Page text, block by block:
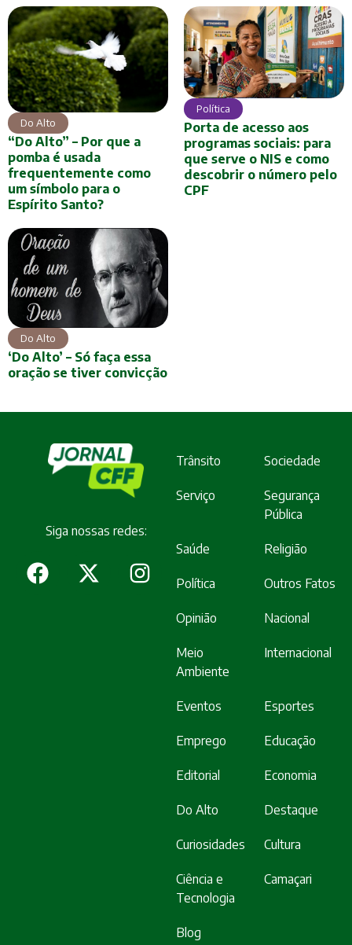
Do Alto
“Do Alto” – Por que a
pomba é usada
frequentemente como
um símbolo para o
Espírito Santo?
Política
Porta de acesso aos
programas sociais: para
que serve o NIS e como
descobrir o número pelo
CPF
Do Alto
‘Do Alto’ – Só faça essa
oração se tiver convicção
Siga nossas redes:
Trânsito Sociedade
Serviço
Segurança
Pública
Saúde Religião
Política Outros Fatos
Opinião Nacional
Meio
Ambiente
Internacional
Eventos Esportes
Emprego Educação
Editorial Economia
Do Alto Destaque
Curiosidades Cultura
Ciência e
Tecnologia
Camaçari
Blog